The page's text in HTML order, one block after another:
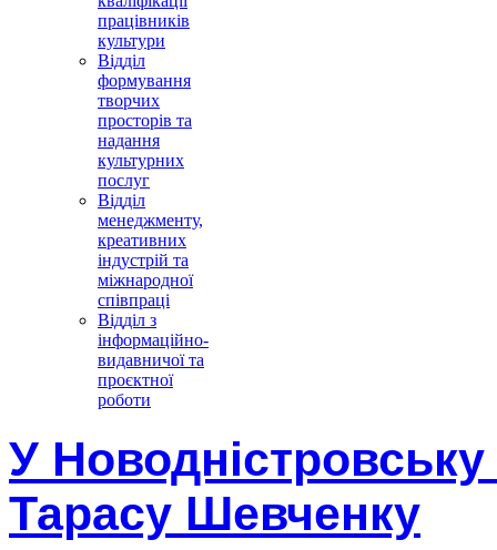
працівників
культури
Відділ
формування
творчих
просторів та
надання
культурних
послуг
Відділ
менеджменту,
креативних
індустрій та
міжнародної
співпраці
Відділ з
інформаційно-
видавничої та
проєктної
роботи
У
Тарасу Шевченку